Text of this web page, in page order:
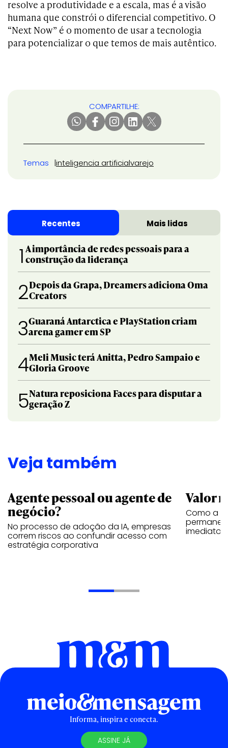
resolve a produtividade e a escala, mas é a visão
humana que constrói o diferencial competitivo. O
“Next Now” é o momento de usar a tecnologia
para potencializar o que temos de mais autêntico.
COMPARTILHE:
Temas inteligencia artificialvarejo
Recentes Mais lidas
1 A importância de redes pessoais para a
construção da liderança
2Depois da Grapa, Dreamers adiciona Oma
Creators
3Guaraná Antarctica e PlayStation criam
arena gamer em SP
4Meli Music terá Anitta, Pedro Sampaio e
Gloria Groove
5Natura reposiciona Faces para disputar a
geração Z
Veja também
Agente pessoal ou agente de
negócio?
No processo de adoção da IA, empresas
correm riscos ao confundir acesso com
estratégia corporativa
Valor
Como a
imediatos
Informa, inspira e conecta.
ASSINE JÁ